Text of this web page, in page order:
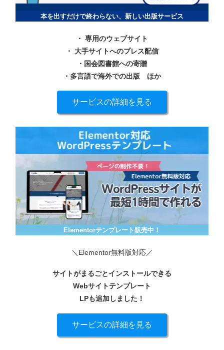
本を出すだけで終わらない、新しい出版サービス
・ 専用のウェブサイト
・ 大手サイトへのプレス配信
・国会図書館への寄贈
・多言語で海外での出版 ほか
サービスの詳細を見る
Elementorテンプレート販売中！
＼Elementor無料版対応／
サイトがまるごとインストールできる
Webサイトテンプレート
LPも追加しました！
サービスの詳細を見る